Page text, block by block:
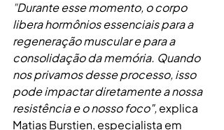
"Durante esse momento, o corpo
libera hormônios essenciais para a
regeneração muscular e para a
consolidação da memória. Quando
nos privamos desse processo, isso
pode impactar diretamente a nossa
resistência e o nosso foco", explica
Matias Burstien, especialista em